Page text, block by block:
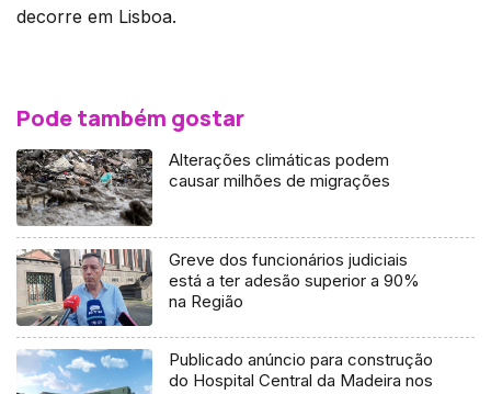
decorre em Lisboa.
Pode também gostar
Alterações climáticas podem
causar milhões de migrações
Greve dos funcionários judiciais
está a ter adesão superior a 90%
na Região
Publicado anúncio para construção
do Hospital Central da Madeira nos